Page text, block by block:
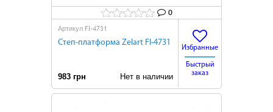
0
Артикул FI-4731
Степ-платформа Zelart FI-4731
983 грн Нет в наличии
Избранные
Быстрый
заказ